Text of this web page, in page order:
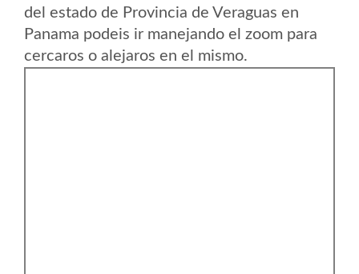
del estado de Provincia de Veraguas en
Panama podeis ir manejando el zoom para
cercaros o alejaros en el mismo.